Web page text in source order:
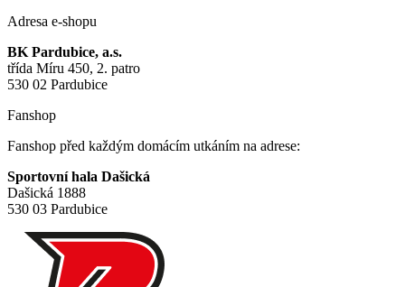
Adresa e-shopu
BK Pardubice, a.s.
třída Míru 450, 2. patro
530 02 Pardubice
Fanshop
Fanshop před každým domácím utkáním na adrese:
Sportovní hala Dašická
Dašická 1888
530 03 Pardubice